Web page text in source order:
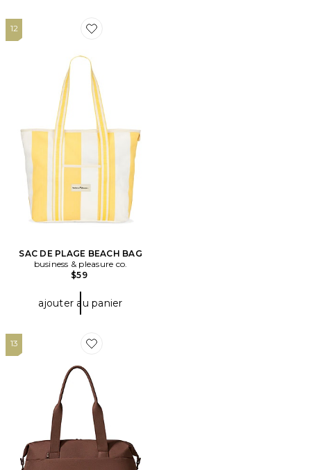
12
Favorite SAC DE PLAGE BEACH BAG
SAC DE PLAGE BEACH BAG
business & pleasure co.
$59
ajouter au panier
13
Favorite SAC DE VOYAGE WEEK-END THE